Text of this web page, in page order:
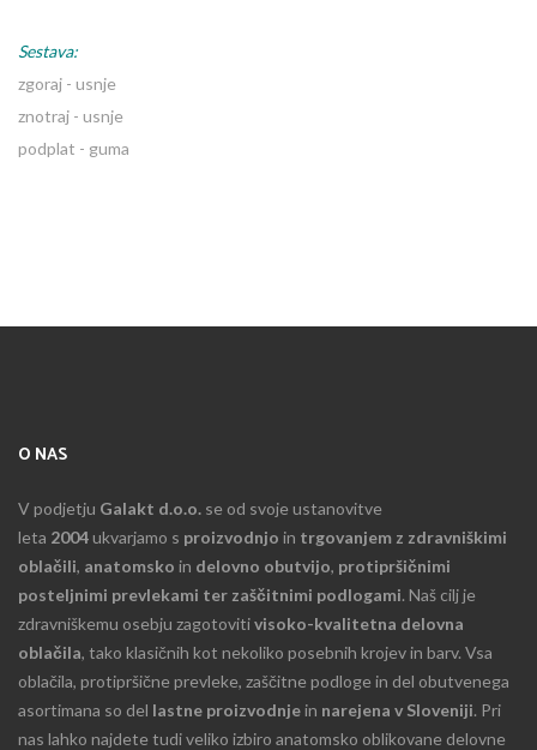
Sestava:
zgoraj - usnje
znotraj - usnje
podplat - guma
O NAS
V podjetju Galakt d.o.o. se od svoje ustanovitve
leta 2004ukvarjamo s proizvodnjo in trgovanjem z zdravniškimi
oblačili, anatomsko in delovno obutvijo, protipršičnimi
posteljnimi prevlekami ter zaščitnimi podlogami. Naš cilj je
zdravniškemu osebju zagotovitivisoko-kvalitetna delovna
oblačila, tako klasičnih kot nekoliko posebnih krojev in barv. Vsa
oblačila, protipršične prevleke, zaščitne podloge in del obutvenega
asortimana so del lastne proizvodnjein narejena v Sloveniji. Pri
nas lahko najdete tudi veliko izbiro anatomsko oblikovane delovne